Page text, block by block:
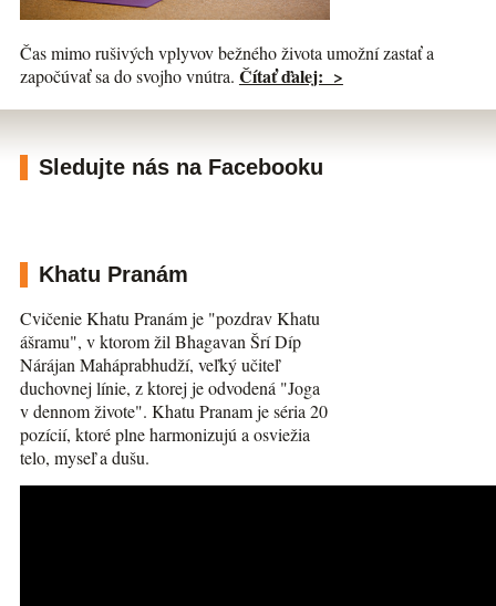
Čas mimo rušivých vplyvov bežného života umožní zastať a
započúvať sa do svojho vnútra. Čítať ďalej: >
Sledujte nás na Facebooku
Khatu Pranám
Cvičenie Khatu Pranám je "pozdrav Khatu
ášramu", v ktorom žil Bhagavan Šrí Díp
Nárájan Maháprabhudží, veľký učiteľ
duchovnej línie, z ktorej je odvodená "Joga
v dennom živote". Khatu Pranam je séria 20
pozícií, ktoré plne harmonizujú a osviežia
telo, myseľ a dušu.